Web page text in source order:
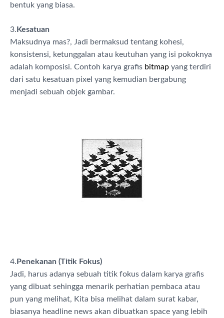
bentuk yang biasa.
3. Kesatuan
Maksudnya mas?, Jadi bermaksud tentang kohesi,
konsistensi, ketunggalan atau keutuhan yang isi pokoknya
adalah komposisi. Contoh karya grafis bitmap yang terdiri
dari satu kesatuan pixel yang kemudian bergabung
menjadi sebuah objek gambar.
4. Penekanan (Titik Fokus)
Jadi, harus adanya sebuah titik fokus dalam karya grafis
yang dibuat sehingga menarik perhatian pembaca atau
pun yang melihat, Kita bisa melihat dalam surat kabar,
biasanya headline news akan dibuatkan space yang lebih